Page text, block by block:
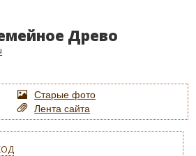
Древо
Старые фото
Лента сайта